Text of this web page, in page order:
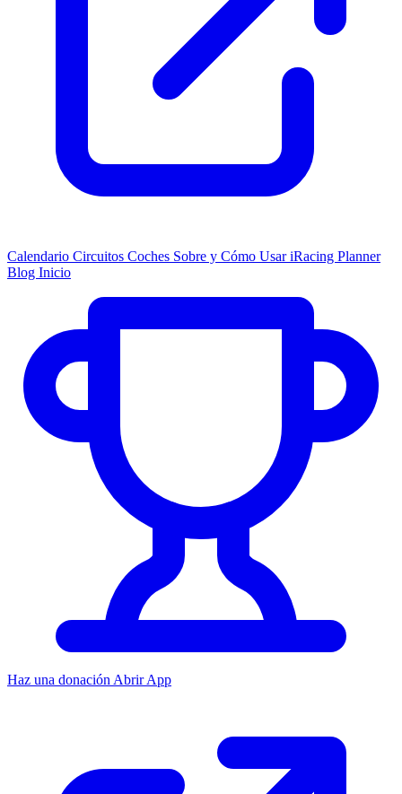
Calendario Circuitos Coches Sobre y Cómo UsariRacing Planner
Blog Inicio
Haz una donación Abrir App